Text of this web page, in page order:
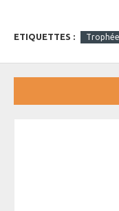
ETIQUETTES : Trophée